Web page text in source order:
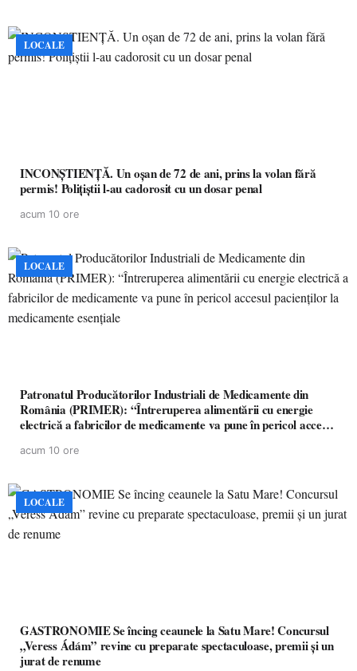
LOCALE
INCONȘTIENȚĂ. Un oșan de 72 de ani, prins la volan fără
permis! Polițiștii l-au cadorosit cu un dosar penal
acum 10 ore
LOCALE
Patronatul Producătorilor Industriali de Medicamente din
România (PRIMER): “Întreruperea alimentării cu energie
electrică a fabricilor de medicamente va pune în pericol accesul
acum 10 ore
LOCALE
GASTRONOMIE Se încing ceaunele la Satu Mare! Concursul
„Veress Ádám” revine cu preparate spectaculoase, premii și un
jurat de renume